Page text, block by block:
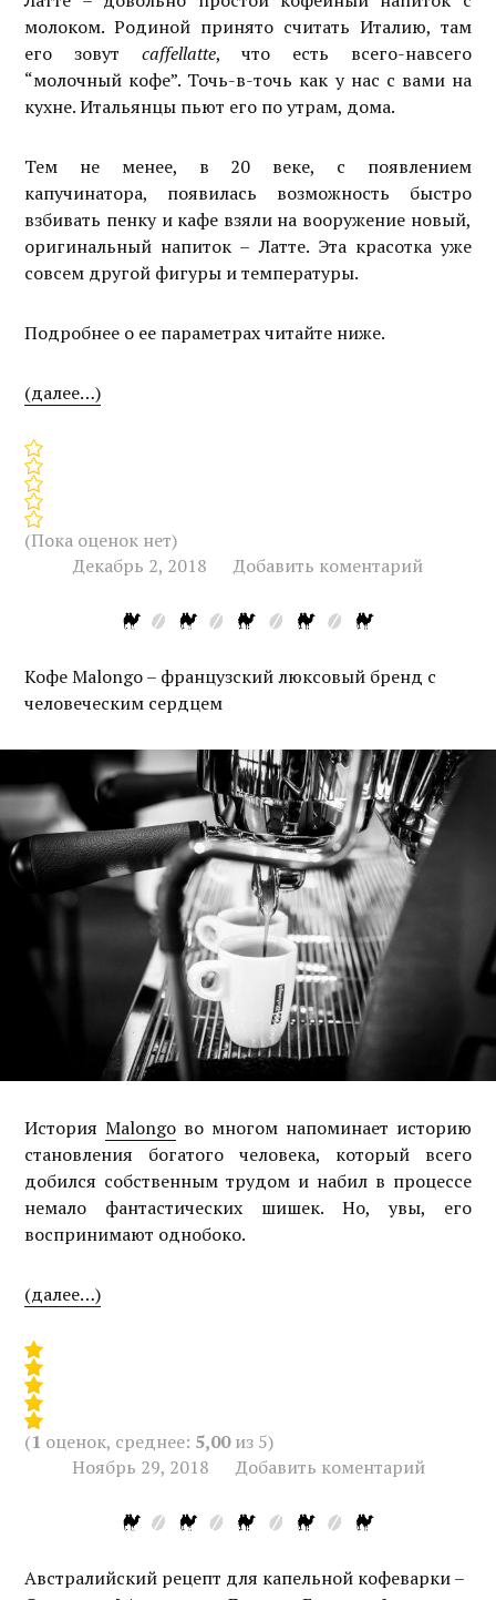
молоком. Родиной принято считать Италию, там
его зовут caffellatte, что есть всего-навсего
“молочный кофе”. Точь-в-точь как у нас с вами на
кухне. Итальянцы пьют его по утрам, дома.
Тем не менее, в 20 веке, с появлением
капучинатора, появилась возможность быстро
взбивать пенку и кафе взяли на вооружение новый,
оригинальный напиток – Латте. Эта красотка уже
совсем другой фигуры и температуры.
Подробнее о ее параметрах читайте ниже.
(далее…)
(Пока оценок нет)
Декабрь 2, 2018
Добавить коментарий
Кофе Malongo – французский люксовый бренд с
человеческим сердцем
ИсторияMalongo во многом напоминает историю
становления богатого человека, который всего
добился собственным трудом и набил в процессе
немало фантастических шишек. Но, увы, его
воспринимают однобоко.
(далее…)
(1 оценок, среднее: 5,00из 5)
Ноябрь 29, 2018
Добавить коментарий
Австралийский рецепт для капельной кофеварки –